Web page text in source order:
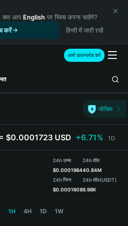
आप English पर स्विच करना चाहेंगे?
करें
हिन्दी में जारी रखें
अभी डाउनलोड करें
जोखिम
$0.0001723 USD +6.71% 1D
24h उच्च
$0.0001964
24h निम्न
$0.0001608
24h वॉल
40.84M
24h वॉल(USDT)
6.98K
1H 4H 1D 1W